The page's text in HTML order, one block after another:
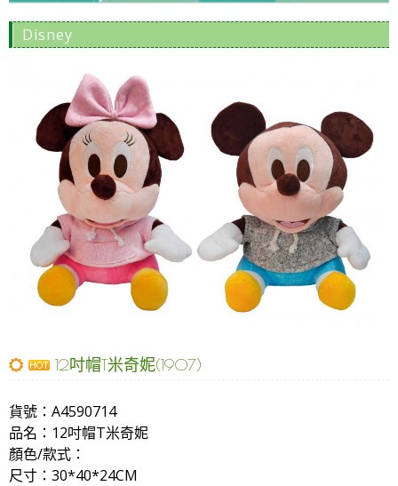
Disney
12吋帽T米奇妮(1907)
貨號： A4590714
品名： 12吋帽T米奇妮
顏色/款式：
尺寸：30*40*24CM